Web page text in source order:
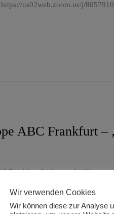
us02web.zoom.us/j/
ABC Frankfurt
Frankfurt findet regelmäßig am
us02web.zoom.us/j/
Wir verwenden Cookies
Wir können diese zur Analyse